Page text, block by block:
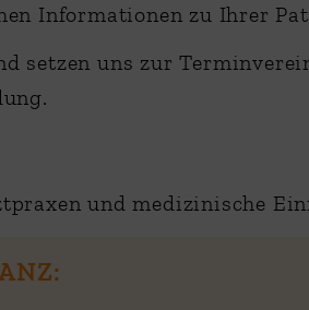
Informationen zu Ihrer
setzen uns zur
und medizinische